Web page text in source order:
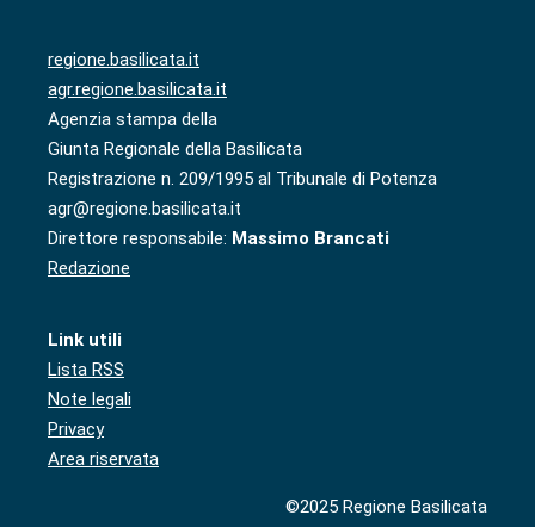
regione.basilicata.it
agr.regione.basilicata.it
Agenzia stampa della
Giunta Regionale della Basilicata
Registrazione n. 209/1995 al Tribunale di Potenza
agr@regione.basilicata.it
Direttore responsabile: Massimo Brancati
Redazione
Link utili
Lista RSS
Note legali
Privacy
Area riservata
©2025 Regione Basilicata